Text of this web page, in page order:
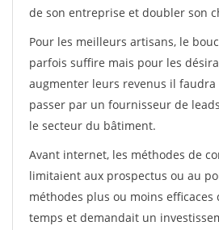
de son entreprise et doubler son
Pour les meilleurs artisans, le
parfois suffire mais pour les
augmenter leurs revenus il
passer par un fournisseur de
le secteur du bâtiment.
Avant internet, les méthodes de
limitaient aux prospectus ou au
méthodes plus ou moins
temps et demandait un